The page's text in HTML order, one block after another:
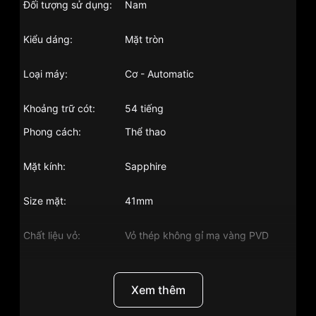
Đối tượng sử dụng: Nam
Kiểu dáng: Mặt tròn
Loại máy: Cơ - Automatic
Khoảng trữ cót:
54 tiếng
Phong cách:
Thể thao
Mặt kính: Sapphire
Size mặt: 41mm
Chất liệu vỏ: Vỏ thép không gỉ mạ vàng PVD
Vàng
11mm
Xem thêm